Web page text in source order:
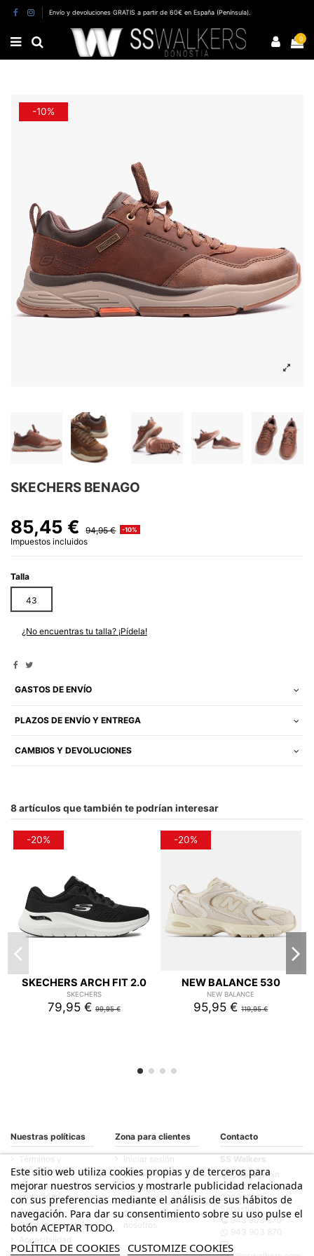
Envío y devoluciones GRATIS a partir de 60€ en España (Península).
0
-10%
SKECHERS BENAGO
85,45 € 94,95 € -10%
Impuestos incluidos
Talla
43
¿No encuentras tu talla? ¡Pídela!
GASTOS DE ENVÍO
PLAZOS DE ENVÍO Y ENTREGA
CAMBIOS Y DEVOLUCIONES
8 artículos que también te podrían interesar
-20%
SKECHERS ARCH FIT 2.0
SKECHERS
79,95 €99,95 €
-20%
NEW BALANCE 530
NEW BALANCE
95,95 €119,95 €
Nuestras políticas
Términos y
condiciones
Política de
privacidad
Aviso legal
Política de cookies
Accesibilidad
Zona para clientes
Iniciar sesión
Mi cuenta
Historial de
pedidos
Contacte con
nosotros
Contacto
SS Walkers
Calle Fermín
Calbetón, 33
20003 San
Sebastián
943 903 870
943 903 870
Este sitio web utiliza cookies propias y de terceros para
mejorar nuestros servicios y mostrarle publicidad relacionada
con sus preferencias mediante el análisis de sus hábitos de
navegación. Para dar su consentimiento sobre su uso pulse el
botón ACEPTAR TODO.
POLÍTICA DE COOKIES CUSTOMIZE COOKIES